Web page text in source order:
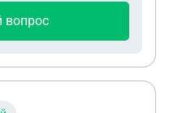
оплатив 28%
в 54 775 руб.,
Школа
вопрос